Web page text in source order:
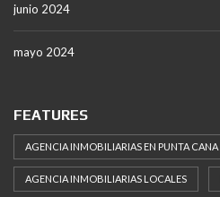
junio 2024
mayo 2024
FEATURES
AGENCIA INMOBILIARIAS EN PUNTA CANA
AGENCIA INMOBILIARIAS LOCALES